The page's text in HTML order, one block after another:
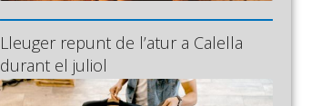
Lleuger repunt de l’atur a Calella
durant el juliol